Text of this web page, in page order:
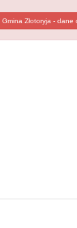
Gmina Złotoryja - dane